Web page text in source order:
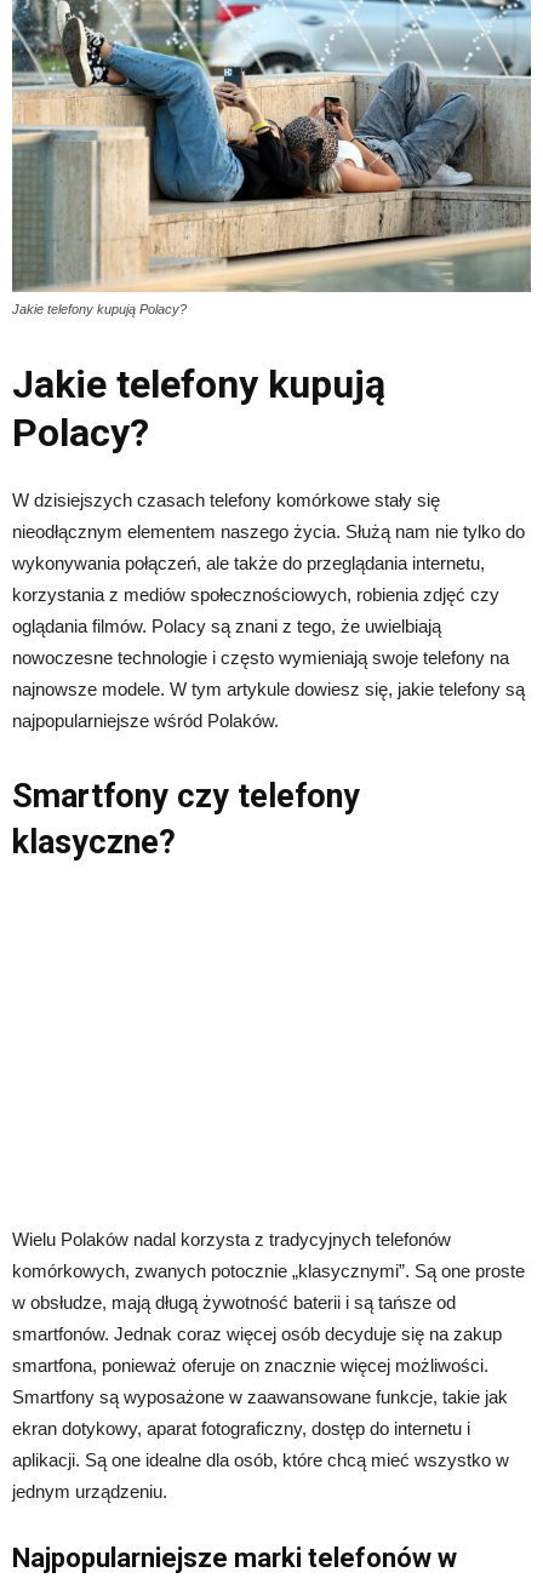
Jakie telefony kupują Polacy?
Jakie telefony kupują
Polacy?
W dzisiejszych czasach telefony komórkowe stały się
nieodłącznym elementem naszego życia. Służą nam nie tylko do
wykonywania połączeń, ale także do przeglądania internetu,
korzystania z mediów społecznościowych, robienia zdjęć czy
oglądania filmów. Polacy są znani z tego, że uwielbiają
nowoczesne technologie i często wymieniają swoje telefony na
najnowsze modele. W tym artykule dowiesz się, jakie telefony są
najpopularniejsze wśród Polaków.
Smartfony czy telefony
klasyczne?
Wielu Polaków nadal korzysta z tradycyjnych telefonów
komórkowych, zwanych potocznie „klasycznymi”. Są one proste
w obsłudze, mają długą żywotność baterii i są tańsze od
smartfonów. Jednak coraz więcej osób decyduje się na zakup
smartfona, ponieważ oferuje on znacznie więcej możliwości.
Smartfony są wyposażone w zaawansowane funkcje, takie jak
ekran dotykowy, aparat fotograficzny, dostęp do internetu i
aplikacji. Są one idealne dla osób, które chcą mieć wszystko w
jednym urządzeniu.
Najpopularniejsze marki telefonów w